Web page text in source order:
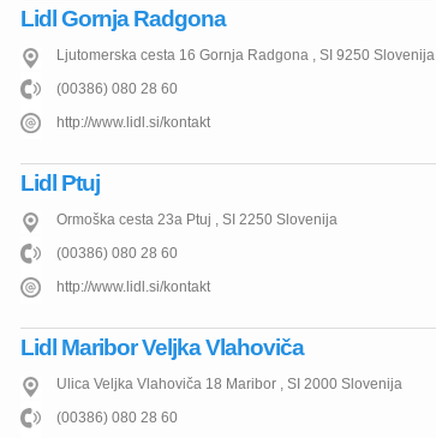
Lidl Gornja Radgona
Ljutomerska cesta 16 Gornja Radgona , SI 9250 Slovenija
(00386) 080 28 60
http://www.lidl.si/kontakt
Lidl Ptuj
Ormoška cesta 23a Ptuj , SI 2250 Slovenija
(00386) 080 28 60
http://www.lidl.si/kontakt
Lidl Maribor Veljka Vlahoviča
Ulica Veljka Vlahoviča 18 Maribor , SI 2000 Slovenija
(00386) 080 28 60